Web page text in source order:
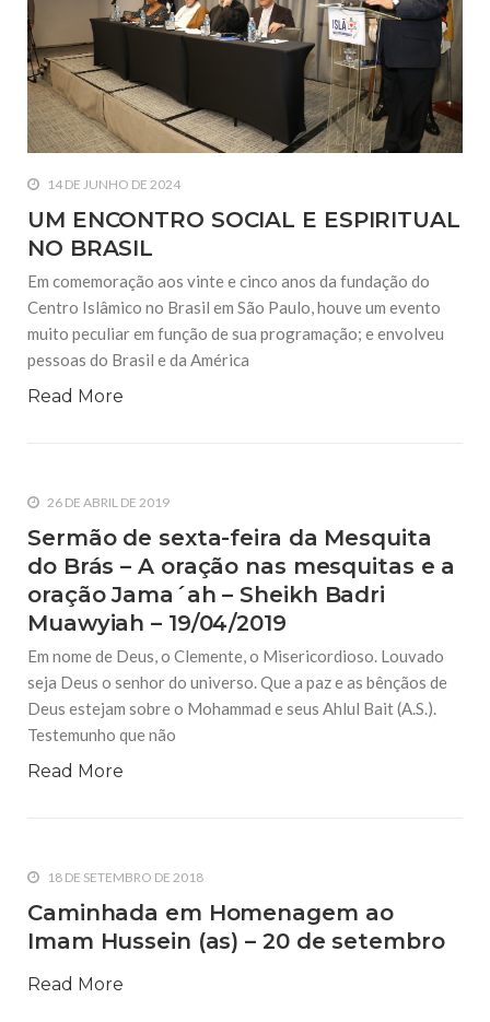
14 DE JUNHO DE 2024
UM ENCONTRO SOCIAL E ESPIRITUAL
NO BRASIL
Em comemoração aos vinte e cinco anos da fundação do
Centro Islâmico no Brasil em São Paulo, houve um evento
muito peculiar em função de sua programação; e envolveu
pessoas do Brasil e da América
Read More
26 DE ABRIL DE 2019
Sermão de sexta-feira da Mesquita
do Brás – A oração nas mesquitas e a
oração Jama´ah – Sheikh Badri
Muawyiah – 19/04/2019
Em nome de Deus, o Clemente, o Misericordioso. Louvado
seja Deus o senhor do universo. Que a paz e as bênçãos de
Deus estejam sobre o Mohammad e seus Ahlul Bait (A.S.).
Testemunho que não
Read More
18 DE SETEMBRO DE 2018
Caminhada em Homenagem ao
Imam Hussein (as) – 20 de setembro
Read More